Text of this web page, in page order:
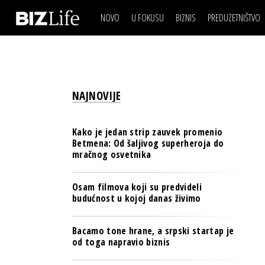
NOVO U FOKUSU BIZNIS
BREND I
BANKE
TECH I AI
BIZNIS & SPORT
PULS REGIONA
PREDUZETNIŠTVO
IZJAVA DANABIZNIS SCENA
OSIGURANJE
TECH I AI
PULS REGIONA
NAJNOVIJE
Kako je jedan strip zauvek promenio
Betmena: Od šaljivog superheroja do
mračnog osvetnika
Osam filmova koji su predvideli
budućnost u kojoj danas živimo
Bacamo tone hrane, a srpski startap je
od toga napravio biznis